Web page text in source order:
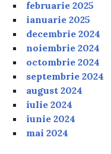
februarie 2025
ianuarie 2025
decembrie 2024
noiembrie 2024
octombrie 2024
septembrie 2024
august 2024
iulie 2024
iunie 2024
mai 2024